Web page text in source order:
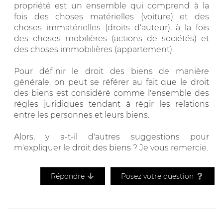
propriété est un ensemble qui comprend à la
fois des choses matérielles (voiture) et des
choses immatérielles (droits d'auteur), à la fois
des choses mobilières (actions de sociétés) et
des choses immobilières (appartement).
Pour définir le droit des biens de manière
générale, on peut se référer au fait que le droit
des biens est considéré comme l'ensemble des
règles juridiques tendant à régir les relations
entre les personnes et leurs biens.
Alors, y a-t-il d'autres suggestions pour
m'expliquer le droit des biens ? Je vous remercie.
Répondre Posez votre question